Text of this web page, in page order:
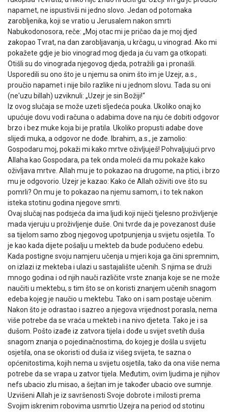
napamet, ne ispustivši ni jedno slovo. Jedan od potomaka
zarobljenika, koji se vratio u Jerusalem nakon smrti
Nabukodonosora, reče: „Moj otac mi je pričao da je moj djed
zakopao Tvrat, na dan zarobljavanja, u krčagu, u vinograd. Ako mi
pokažete gdje je bio vinograd mog djeda ja ću vam ga otkopati.
Otišli su do vinograda njegovog djeda, potražili ga i pronašli.
Usporedili su ono što je u njemu sa onim što im je Uzejr, a.s.,
proučio napamet i nije bilo razlike ni u jednom slovu. Tada su oni
(ne'uzu billah) uzviknuli: „Uzejr je sin Božiji!“
Iz ovog slučaja se može uzeti sljedeća pouka. Ukoliko onaj ko
upućuje dovu vodi računa o adabima dove na nju će dobiti odgovor
brzo i bez muke koja bi je pratila. Ukoliko propusti adabe dove
slijedi muka, a odgovor ne dođe. Ibrahim, a.s., je zamolio:
Gospodaru moj, pokaži mi kako mrtve oživljuješ! Pohvaljujući prvo
Allaha kao Gospodara, pa tek onda moleći da mu pokaže kako
oživljava mrtve. Allah mu je to pokazao na drugome, na ptici, i brzo
mu je odgovorio. Uzejr je kazao: Kako će Allah oživiti ove što su
pomrli? On mu je to pokazao na njemu samom, i to tek nakon
isteka stotinu godina njegove smrti.
Ovaj slučaj nas podsjeća da ima ljudi koji niječi tjelesno proživljenje
mada vjeruju u proživljenje duše. Oni tvrde da je povezanost duše
sa tijelom samo zbog njegovog upotpunjenja u svijetu osjetila. To
je kao kada dijete pošalju u mekteb da bude podučeno edebu.
Kada postigne svoju namjeru učenja u mjeri koja ga čini spremnim,
on izlazi iz mekteba i ulazi u sastajalište učenih. S njima se druži
mnogo godina i od njih nauči različite vrste znanja koje se ne može
naučiti u mektebu, s tim što se on koristi znanjem učenih snagom
edeba kojeg je naučio u mektebu. Tako on i sam postaje učenim.
Nakon što je odrastao i sazreo a njegova vrijednost porasla, nema
više potrebe da se vraća u mekteb i na nivo djeteta. Tako je i sa
dušom. Pošto izađe iz zatvora tijela i dođe u svijet svetih duša
snagom znanja o pojedinačnostima, do kojeg je došla u svijetu
osjetila, ona se okoristi od duša iz višeg svijeta, te sazna o
općenitostima, kojih nema u svijetu osjetila, tako da ona više nema
potrebe da se vrapa u zatvor tijela. Međutim, ovim ljudima je njihov
nefs ubacio zlu misao, a šejtan im je također ubacio ove sumnje.
Uzvišeni Allah je iz savršenosti Svoje dobrote i milosti prema
Svojim iskrenim robovima usmrtio Uzejra na period od stotinu